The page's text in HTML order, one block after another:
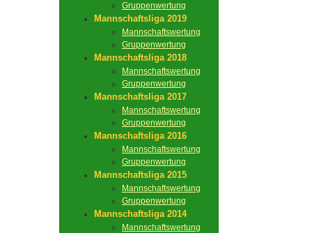
Gruppenwertung
Mannschaftsliga 2019
Mannschaftswertung
Gruppenwertung
Mannschaftsliga 2018
Mannschaftswertung
Gruppenwertung
Mannschaftsliga 2017
Mannschaftswertung
Gruppenwertung
Mannschaftsliga 2016
Mannschaftswertung
Gruppenwertung
Mannschaftsliga 2015
Mannschaftswertung
Gruppenwertung
Mannschaftsliga 2014
Mannschaftswertung